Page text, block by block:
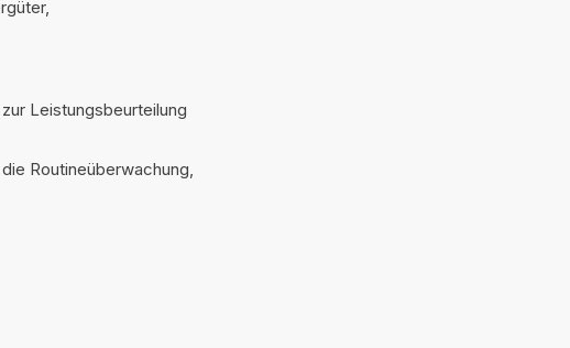
Leistungsbeurteilung
Routineüberwachung,